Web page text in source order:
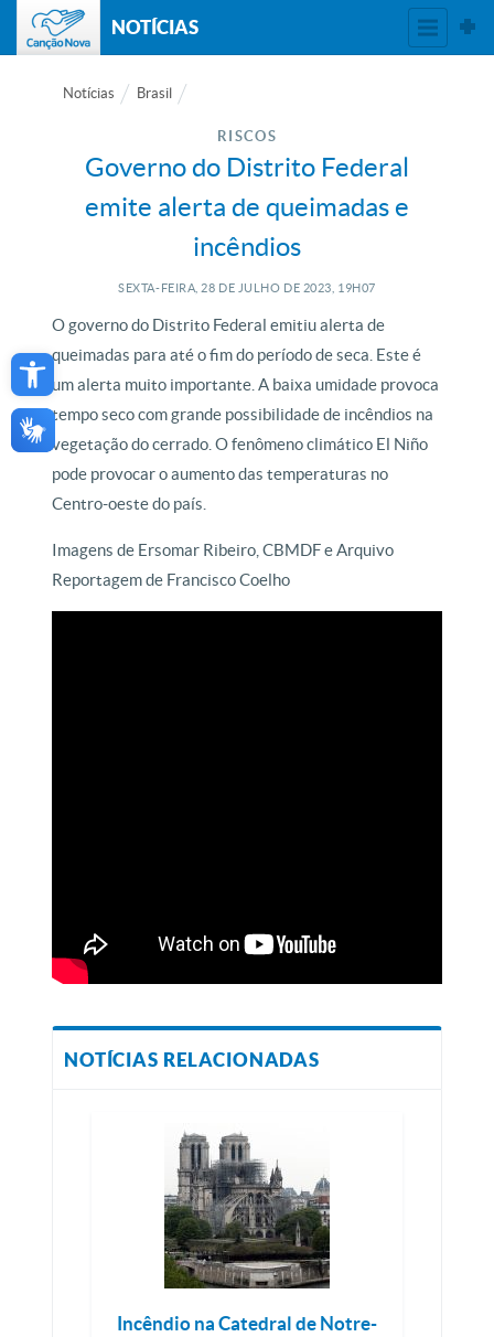
Open toolbar
NOTÍCIAS
Notícias Brasil
RISCOS
Governo do Distrito Federal
emite alerta de queimadas e
incêndios
SEXTA-FEIRA, 28 DE JULHO DE 2023, 19H07
O governo do Distrito Federal emitiu alerta de
queimadas para até o fim do período de seca. Este é
um alerta muito importante. A baixa umidade provoca
tempo seco com grande possibilidade de incêndios na
vegetação do cerrado. O fenômeno climático El Niño
pode provocar o aumento das temperaturas no
Centro-oeste do país.
Imagens de Ersomar Ribeiro, CBMDF e Arquivo
Reportagem de Francisco Coelho
NOTÍCIAS RELACIONADAS
Incêndio na Catedral de Notre-